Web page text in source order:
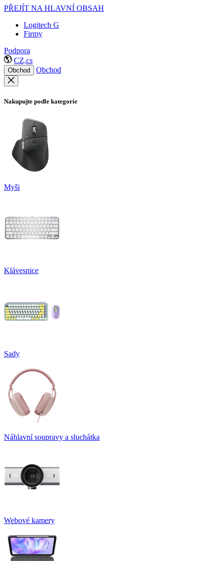
PŘEJÍT NA HLAVNÍ OBSAH
Logitech G
Firmy
Podpora
CZ,cs
Obchod Obchod
Nakupujte podle kategorie
Myši
Klávesnice
Sady
Náhlavní soupravy a sluchátka
Webové kamery